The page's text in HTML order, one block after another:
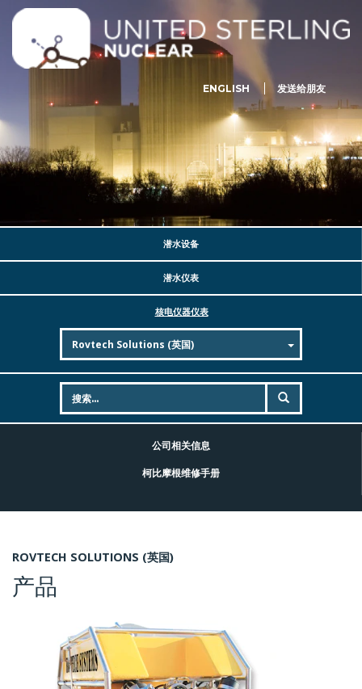
ENGLISH 发送给朋友
潜水设备
潜水仪表
核电仪器仪表
公司相关信息
柯比摩根维修手册
ROVTECH SOLUTIONS (英国)
产品